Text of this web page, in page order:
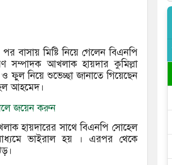
বাসায় মিষ্টি নিয়ে গেলেন বিএনপি
সম্পাদক আখলাক হায়দার কুমিল্লা
ফুল নিয়ে শুভেচ্ছা জানাতে গিয়েছেন
আহমেদ।
জয়েন করুন
হায়দারের সাথে বিএনপি সোহেল
ভাইরাল হয় । এরপর থেকে